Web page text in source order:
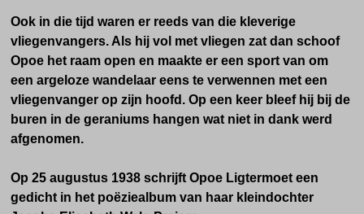
Ook in die tijd waren er reeds van die kleverige
vliegenvangers. Als hij vol met vliegen zat dan schoof
Opoe het raam open en maakte er een sport van om
een argeloze wandelaar eens te verwennen met een
vliegenvanger op zijn hoofd. Op een keer bleef hij bij de
buren in de geraniums hangen wat niet in dank werd
afgenomen.
Op 25 augustus 1938 schrijft Opoe Ligtermoet een
gedicht in het poëziealbum van haar kleindochter